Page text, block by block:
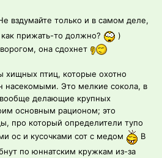
вздумайте только и в самом деле,
прижать-то должно?
)
она сдохнет
хищных птиц, которые охотно
насекомыми. Это мелкие сокола, в
делающие крупных
основным рационом; это
про который определители тупо
ос и кусочками сот с медом
В
по юннатским кружкам из-за